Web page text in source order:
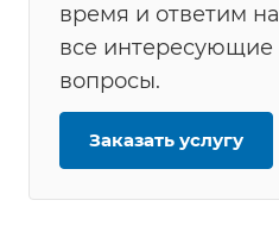
время и ответим на
все интересующие
вопросы.
Заказать услугу